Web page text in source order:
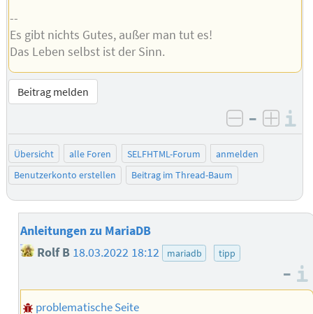
--
Es gibt nichts Gutes, außer man tut es!
Das Leben selbst ist der Sinn.
Beitrag melden
negativ
–
Übersicht alle Foren SELFHTML-Forum
anmelden
Benutzerkonto erstellen
Beitrag im Thread-Baum
Anleitungen zu MariaDB
Rolf B 18.03.2022 18:12 mariadb tipp
–
problematische Seite